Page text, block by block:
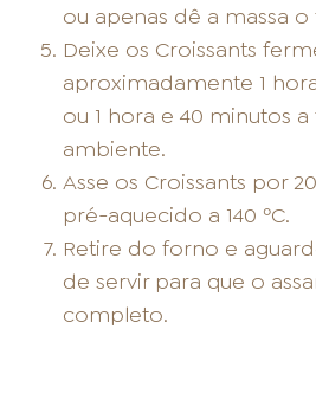
ou apenas dê a massa
Deixe os Croissants
aproximadamente 1
ou 1 hora e 40 minutos
ambiente.
Asse os Croissants por
pré-aquecido a 140 ºC.
Retire do forno e
de servir para que o
completo.